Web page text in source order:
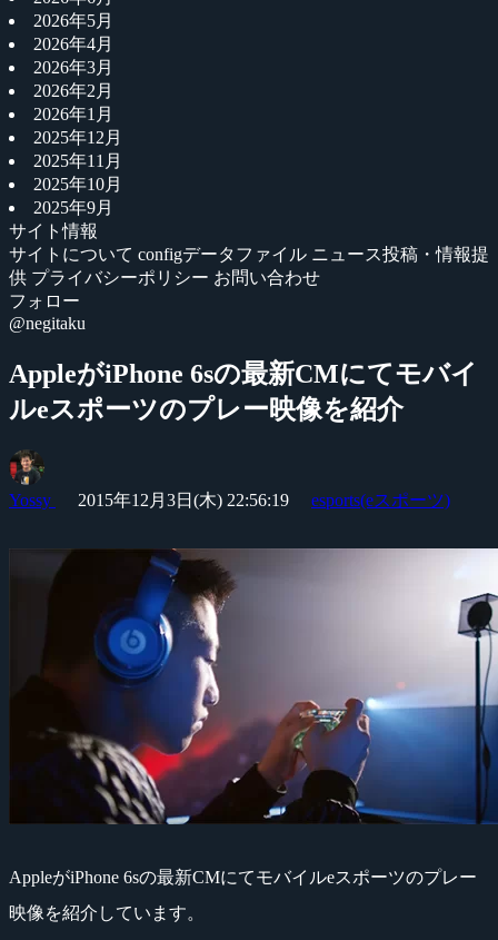
2026年5月
2026年4月
2026年3月
2026年2月
2026年1月
2025年12月
2025年11月
2025年10月
2025年9月
サイト情報
サイトについて configデータファイル ニュース投稿・情報提
供 プライバシーポリシー お問い合わせ
フォロー
@negitaku
AppleがiPhone 6sの最新CMにてモバイ
ルeスポーツのプレー映像を紹介
Yossy 2015年12月3日(木) 22:56:19 esports(eスポーツ)
AppleがiPhone 6sの最新CMにてモバイルeスポーツのプレー
映像を紹介しています。